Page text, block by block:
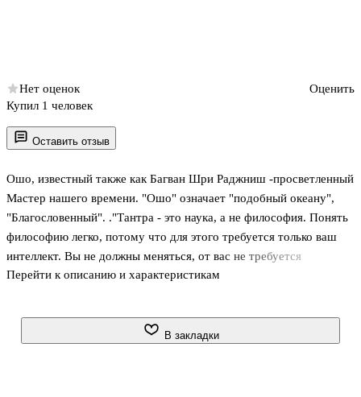
Оставить отзыв
Ошо, известный также как Багван Шри Раджниш -просветленный
Мастер нашего времени. "Ошо" означает "подобный океану",
"Благословенный". ."Тантра - это наука, а не философия. Понять
философию легко, потому что для этого требуется только ваш
интеллект. Вы не должны меняться, от вас не требуется
преображения. В Тантре вам потребуется изменение. Пока вы не
книга представляет собой сборник медитационных техник,
Перейти к описанию и характеристикам
Нет оценок
Оценить
Купил 1 человек
В закладки